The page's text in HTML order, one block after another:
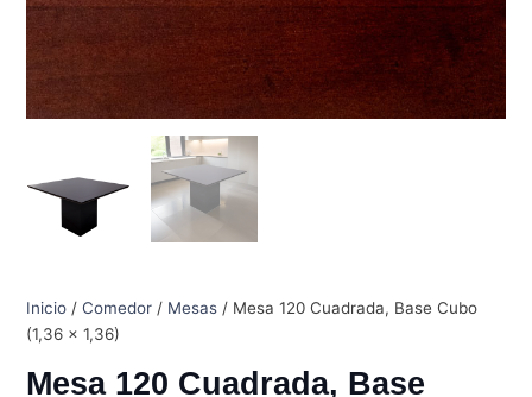
Inicio /Comedor / Mesas / Mesa 120 Cuadrada, Base Cubo
(1,36 x 1,36)
Mesa 120 Cuadrada, Base